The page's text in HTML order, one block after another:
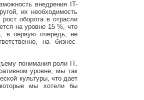
внедрения IT-
их необходимость
оборота в отрасли
на уровне 15 %, что
в первую очередь, не
на бизнес-
понимания роли IT.
уровне, мы так
культуры, что дает
мы хотели бы